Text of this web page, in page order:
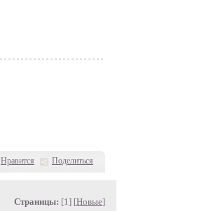
Нравится Поделиться
Страницы: [1] [Новые]